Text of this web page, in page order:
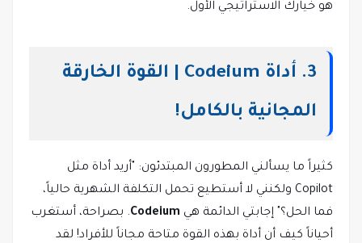
هو خيارك الاستراتيجي الأول.
3. أداة Codeium | القوة الخارقة
المجانية بالكامل!
كثيراً ما يسألني المطورون المبتدئون: "أريد أداة مثل
Copilot ولكنني لا أستطيع تحمل التكلفة الشهرية حالياً،
فما الحل؟" إجابتي الدائمة هي Codeium. بصراحة، أستغرب
أحياناً كيف أن أداة بهذه القوة متاحة مجاناً للأفراد! لقد